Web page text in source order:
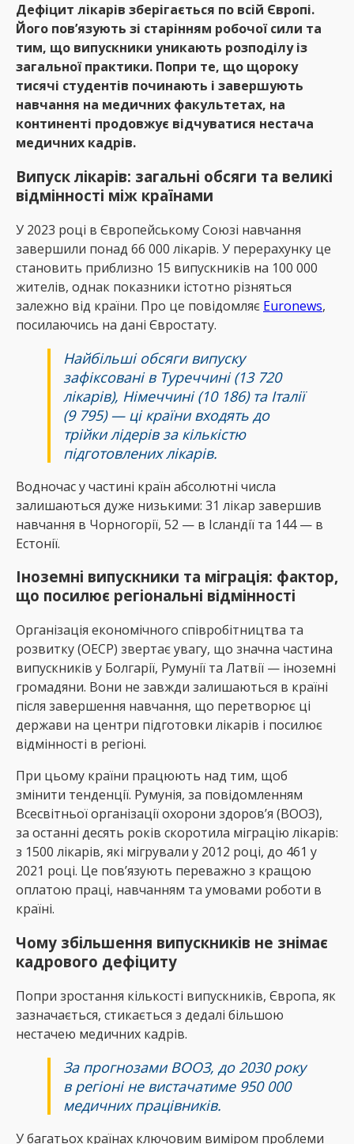
Дефіцит лікарів зберігається по всій Європі.
Його пов’язують зі старінням робочої сили та
тим, що випускники уникають розподілу із
загальної практики. Попри те, що щороку
тисячі студентів починають і завершують
навчання на медичних факультетах, на
континенті продовжує відчуватися нестача
медичних кадрів.
Випуск лікарів: загальні обсяги та великі
відмінності між країнами
У 2023 році в Європейському Союзі навчання
завершили понад 66 000 лікарів. У перерахунку це
становить приблизно 15 випускників на 100 000
жителів, однак показники істотно різняться
залежно від країни. Про це повідомляє Еuronews,
посилаючись на дані Євростату.
Найбільші обсяги випуску
зафіксовані в Туреччині (13 720
лікарів), Німеччині (10 186) та Італії
(9 795) — ці країни входять до
трійки лідерів за кількістю
підготовлених лікарів.
Водночас у частині країн абсолютні числа
залишаються дуже низькими: 31 лікар завершив
навчання в Чорногорії, 52 — в Ісландії та 144 — в
Естонії.
Іноземні випускники та міграція: фактор,
що посилює регіональні відмінності
Організація економічного співробітництва та
розвитку (ОЕСР) звертає увагу, що значна частина
випускників у Болгарії, Румунії та Латвії — іноземні
громадяни. Вони не завжди залишаються в країні
після завершення навчання, що перетворює ці
держави на центри підготовки лікарів і посилює
відмінності в регіоні.
При цьому країни працюють над тим, щоб
змінити тенденції. Румунія, за повідомленням
Всесвітньої організації охорони здоров’я (ВООЗ),
за останні десять років скоротила міграцію лікарів:
з 1500 лікарів, які мігрували у 2012 році, до 461 у
2021 році. Це пов’язують переважно з кращою
оплатою праці, навчанням та умовами роботи в
країні.
Чому збільшення випускників не знімає
кадрового дефіциту
Попри зростання кількості випускників, Європа, як
зазначається, стикається з дедалі більшою
нестачею медичних кадрів.
За прогнозами ВООЗ, до 2030 року
в регіоні не вистачатиме 950 000
медичних працівників.
У багатьох країнах ключовим виміром проблеми